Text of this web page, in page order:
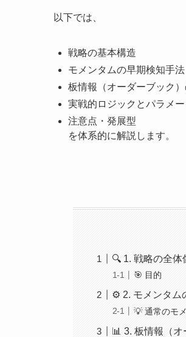
以下では、
戦略の基本構造
モメンタムの早期検知手法
板情報（オーダーブック
実戦的ロジックとパラメ
注意点・発展型
を体系的に解説します。
🔍 1. 戦略の全
🎯 目的
⚙️ 2. モメンタム
💡 通常のモ
📊 3. 板情報（